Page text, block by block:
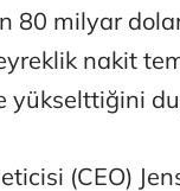
80 milyar
nakit
yükselttiğini
(CEO)